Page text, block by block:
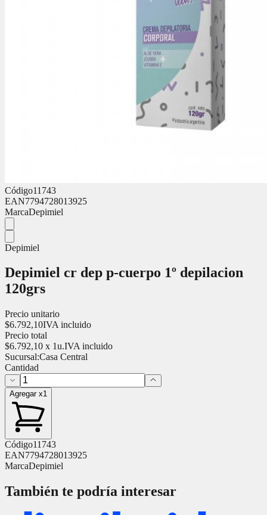
Código11743
EAN7794728013925
MarcaDepimiel
Depimiel
Depimiel cr dep p-cuerpo 1º depilacion
120grs
Precio unitario
$6.792,10IVA incluido
Precio total
$6.792,10 x 1u.IVA incluido
Sucursal:Casa Central
Cantidad
Agregar x1
Código11743
EAN7794728013925
MarcaDepimiel
También te podría interesar